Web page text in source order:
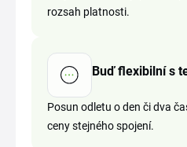
rozsah platnosti.
Buď flexibilní s
Posun odletu o den či dva
ceny stejného spojení.